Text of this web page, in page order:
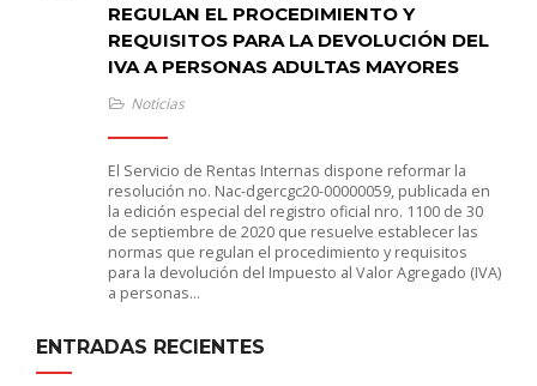
REGULAN EL PROCEDIMIENTO Y
REQUISITOS PARA LA DEVOLUCIÓN DEL
IVA A PERSONAS ADULTAS MAYORES
Noticias
El Servicio de Rentas Internas dispone reformar la
resolución no. Nac-dgercgc20-00000059, publicada en
la edición especial del registro oficial nro. 1100 de 30
de septiembre de 2020 que resuelve establecer las
normas que regulan el procedimiento y requisitos
para la devolución del Impuesto al Valor Agregado (IVA)
a personas…
ENTRADAS RECIENTES